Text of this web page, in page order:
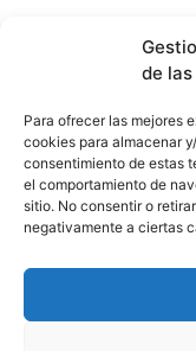
de
Para ofrecer las mejores
cookies para almacenar
consentimiento de estas
el comportamiento de
sitio. No consentir o
negativamente a ciertas
926 51 00 33
C. Ángel Luis
Serna, 7, 13700